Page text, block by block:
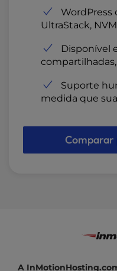
WordPress
UltraStack,
Disponível
Suporte
medida que
Comparar
A